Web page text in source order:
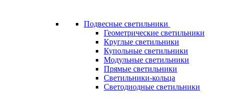
Подвесные светильники
Геометрические светильники
Круглые светильники
Купольные светильники
Модульные светильники
Прямые светильники
Светильники-кольца
Светодиодные светильники